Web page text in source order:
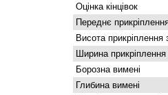
Оцінка кінцівок
Переднє
Висота прикріплення
Ширина прикріплення
Борозна вимені
Глибина вимені